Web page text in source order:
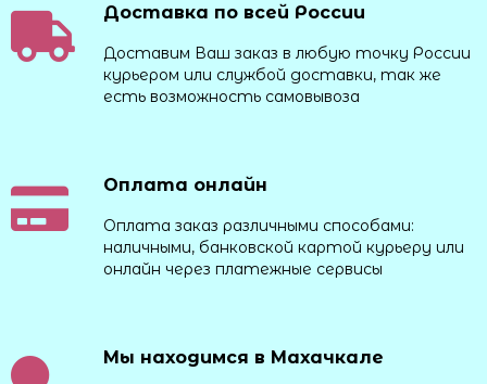
Доставка по всей России
Доставим Ваш заказ в любую точку России
курьером или службой доставки, так же
есть возможность самовывоза
Оплата онлайн
Оплата заказ различными способами:
наличными, банковской картой курьеру или
онлайн через платежные сервисы
Мы находимся в Махачкале